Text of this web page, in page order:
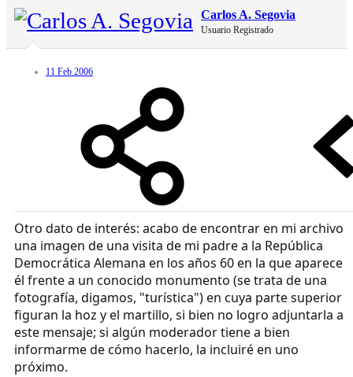
Carlos A. Segovia
Usuario Registrado
11 Feb 2006
Otro dato de interés: acabo de encontrar en mi archivo
una imagen de una visita de mi padre a la República
Democrática Alemana en los años 60 en la que aparece
él frente a un conocido monumento (se trata de una
fotografía, digamos, "turística") en cuya parte superior
figuran la hoz y el martillo, si bien no logro adjuntarla a
este mensaje; si algún moderador tiene a bien
informarme de cómo hacerlo, la incluiré en uno
próximo.